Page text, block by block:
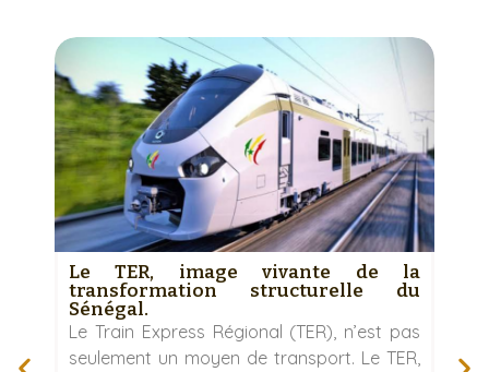
Le TER, image vivante de la
transformation structurelle du
Sénégal.
Le Train Express Régional (TER), n’est pas
seulement un moyen de transport. Le TER,